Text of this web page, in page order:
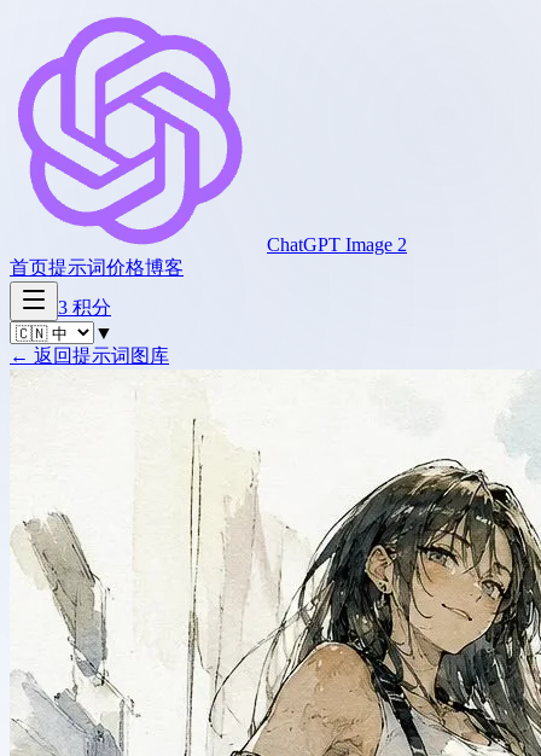
ChatGPT Image 2
首页提示词价格博客
3 积分
▼
← 返回提示词图库